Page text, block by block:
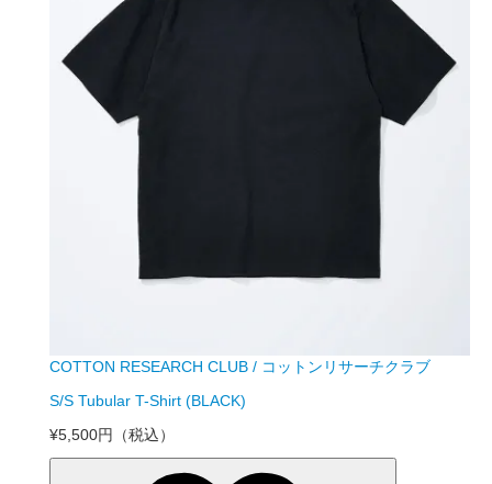
COTTON RESEARCH CLUB / コットンリサーチクラブ
S/S Tubular T-Shirt (BLACK)
¥5,500円 （税込）